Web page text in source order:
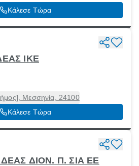
Κάλεσε Τώρα
ΙΚΕ
Μεσσηνία, 24100
Κάλεσε Τώρα
ΔΙΟΝ. Π. ΣΙΑ ΕΕ